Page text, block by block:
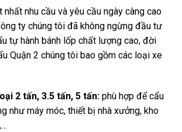
nhu cầu và yêu cầu ngày càng cao
ty chúng tôi đã không ngừng đầu tư
tự hành bánh lốp chất lượng cao, đời
Quận 2 chúng tôi bao gồm các loại xe
2 tấn, 3.5 tấn, 5 tấn: phù hợp để cẩu
như máy móc, thiết bị nhà xưởng, kho